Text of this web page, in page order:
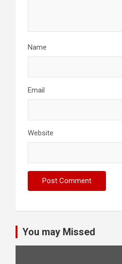
Name
Email
Website
You may Missed